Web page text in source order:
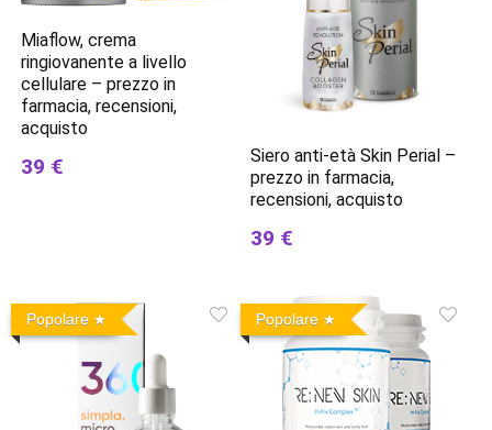
Miaflow, crema
ringiovanente a livello
cellulare – prezzo in
farmacia, recensioni,
acquisto
39 €
Siero anti-età Skin Perial –
prezzo in farmacia,
recensioni, acquisto
39 €
Popolare Popolare